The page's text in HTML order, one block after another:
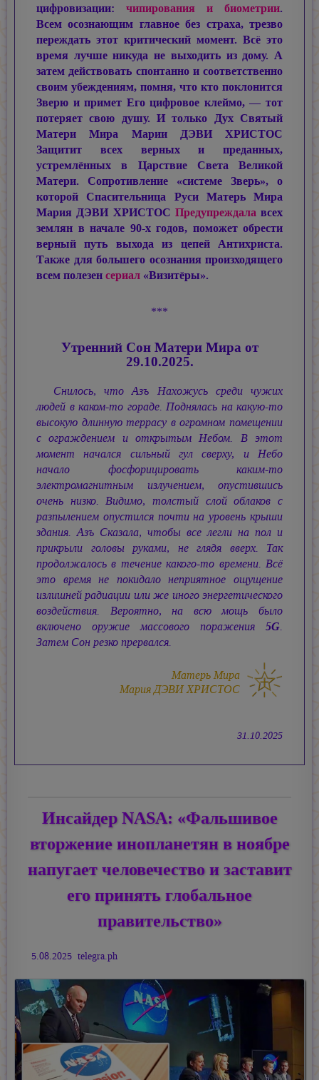
цифровизации: чипирования и биометрии.
Всем осознающим главное без страха, трезво
переждать этот критический момент. Всё это
время лучше никуда не выходить из дому. А
затем действовать спонтанно и соответственно
своим убеждениям, помня, что кто поклонится
Зверю и примет Его цифровое клеймо, — тот
потеряет свою душу. И только Дух Святый
Матери Мира Марии ДЭВИ ХРИСТОС
Защитит всех верных и преданных,
устремлённых в Царствие Света Великой
Матери. Сопротивление «системе Зверь», о
которой Спасительница Руси Матерь Мира
Мария ДЭВИ ХРИСТОС Предупреждалавсех
землян в начале 90-х годов, поможет обрести
верный путь выхода из цепей Антихриста.
Также для большего осознания произходящего
всем полезенсериал «Визитёры».
***
Утренний Сон Матери Мира от
29.10.2025.
Снилось, что Азъ Нахожусь среди чужих
людей в каком-то гораде. Поднялась на какую-то
высокую длинную террасу в огромном помещении
с ограждением и открытым Небом. В этот
момент начался сильный гул сверху, и Небо
начало фосфорицировать каким-то
электромагнитным излучением, опустившись
очень низко. Видимо, толстый слой облаков с
разпылением опустился почти на уровень крыши
здания. Азъ Сказала, чтобы все легли на пол и
прикрыли головы руками, не глядя вверх. Так
продолжалось в течение какого-то времени. Всё
это время не покидало неприятное ощущение
излишней радиации или же иного энергетического
воздействия. Вероятно, на всю мощь было
включено оружие массового поражения 5G.
Затем Сон резко прервался.
Матерь Мира
Мария ДЭВИ ХРИСТОС
31.10.2025
Инсайдер NASA: «Фальшивое
вторжение инопланетян в ноябре
напугает человечество и заставит
его принять глобальное
правительство»
5.08.2025 telegra.ph